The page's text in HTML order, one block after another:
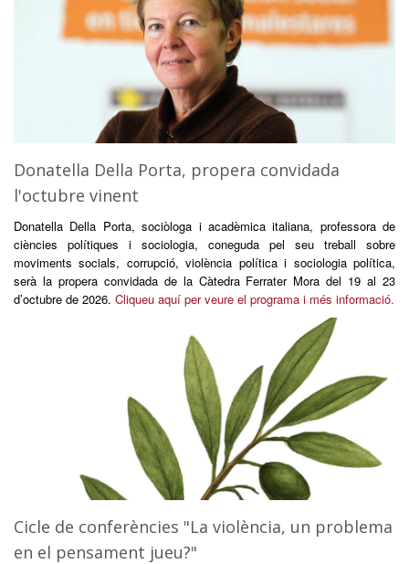
Donatella Della Porta, propera convidada
l'octubre vinent
Donatella Della Porta, sociòloga i acadèmica italiana, professora de
ciències polítiques i sociologia, coneguda pel seu treball sobre
moviments socials, corrupció, violència política i sociologia política,
serà la propera convidada de la Càtedra Ferrater Mora del 19 al 23
d’octubre de 2026. Cliqueu aquí per veure el programa i més informació.
Cicle de conferències "La violència, un problema
en el pensament jueu?"